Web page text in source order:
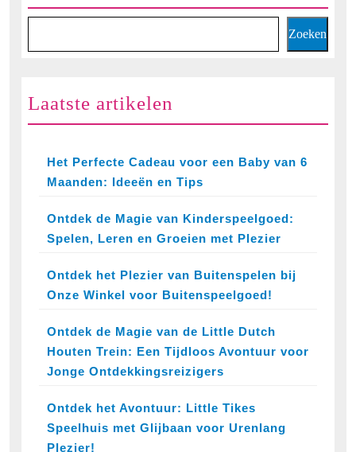
Zoeken
Laatste artikelen
Het Perfecte Cadeau voor een Baby van 6
Maanden: Ideeën en Tips
Ontdek de Magie van Kinderspeelgoed:
Spelen, Leren en Groeien met Plezier
Ontdek het Plezier van Buitenspelen bij
Onze Winkel voor Buitenspeelgoed!
Ontdek de Magie van de Little Dutch
Houten Trein: Een Tijdloos Avontuur voor
Jonge Ontdekkingsreizigers
Ontdek het Avontuur: Little Tikes
Speelhuis met Glijbaan voor Urenlang
Plezier!